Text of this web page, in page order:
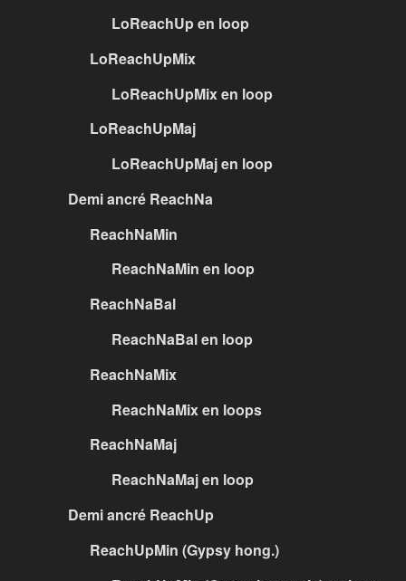
LoReachUp en loop
LoReachUpMix
LoReachUpMix en loop
LoReachUpMaj
LoReachUpMaj en loop
Demi ancré ReachNa
ReachNaMin
ReachNaMin en loop
ReachNaBal
ReachNaBal en loop
ReachNaMix
ReachNaMix en loops
ReachNaMaj
ReachNaMaj en loop
Demi ancré ReachUp
ReachUpMin (Gypsy hong.)